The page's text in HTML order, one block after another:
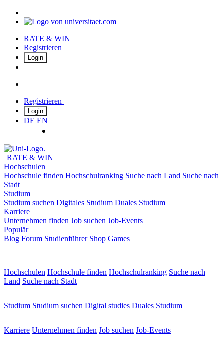
RATE & WIN
Registrieren
Login
Registrieren
Login
DE EN
RATE & WIN
Hochschulen
Hochschule finden Hochschulranking Suche nach Land Suche nach
Stadt
Studium
Studium suchen Digitales Studium Duales Studium
Karriere
Unternehmen finden Job suchen Job-Events
Populär
Blog Forum Studienführer Shop Games
Hochschulen Hochschule finden Hochschulranking Suche nach
Land Suche nach Stadt
Studium Studium suchen Digital studies Duales Studium
Karriere Unternehmen finden Job suchen Job-Events